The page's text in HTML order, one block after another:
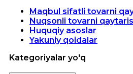
Maqbul sifatli tovarni
Nuqsonli tovarni
Huquqiy asoslar
Yakuniy qoidalar
Kategoriyalar yo'q